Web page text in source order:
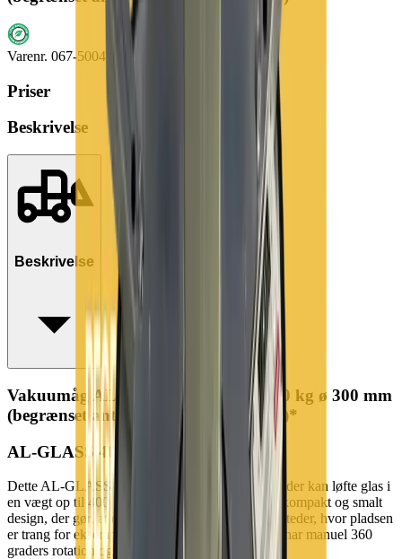
Varenr. 067-5004-9999
Priser
Beskrivelse
Beskrivelse
Vakuumåg AL-Glass 400-4 In-line 400 kg ø 300 mm
(begrænset antal - kun i udvalgte afd.)*
AL-GLASS 400-4 In-line vakuumåg
Dette AL-GLASS 400-4 In-line er et vakuumåg, der kan løfte glas i
en vægt op til 400 kilo. Vakuumåget er lavet i et kompakt og smalt
design, der gør, at du let kan arbejde med det på steder, hvor pladsen
er trang for eksempel bag stilladser. Vakuumåget har manuel 360
graders rotation og manuelt 90 graders vip.